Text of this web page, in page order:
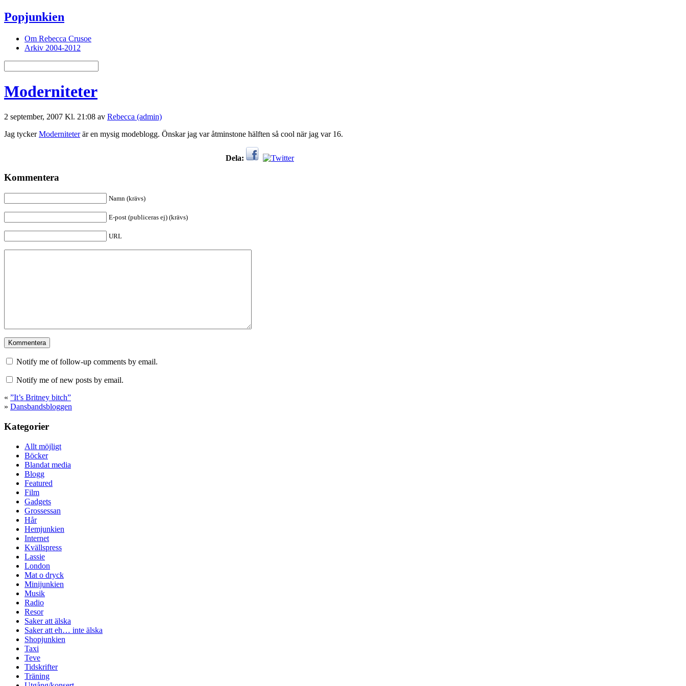
Popjunkien
Om Rebecca Crusoe
Arkiv 2004-2012
Moderniteter
2 september, 2007 Kl. 21:08 av Rebecca (admin)
Jag tyckerModerniteterär en mysig modeblogg. Önskar jag var åtminstone hälften så cool när jag var 16.
Dela:
Kommentera
Namn (krävs)
E-post (publiceras ej) (krävs)
URL
Notify me of follow-up comments by email.
Notify me of new posts by email.
« ”It’s Britney bitch”
» Dansbandsbloggen
Kategorier
Allt möjligt
Böcker
Blandat media
Blogg
Featured
Film
Gadgets
Grossessan
Hår
Hemjunkien
Internet
Kvällspress
Lassie
London
Mat o dryck
Minijunkien
Musik
Radio
Resor
Saker att älska
Saker att eh… inte älska
Shopjunkien
Taxi
Teve
Tidskrifter
Träning